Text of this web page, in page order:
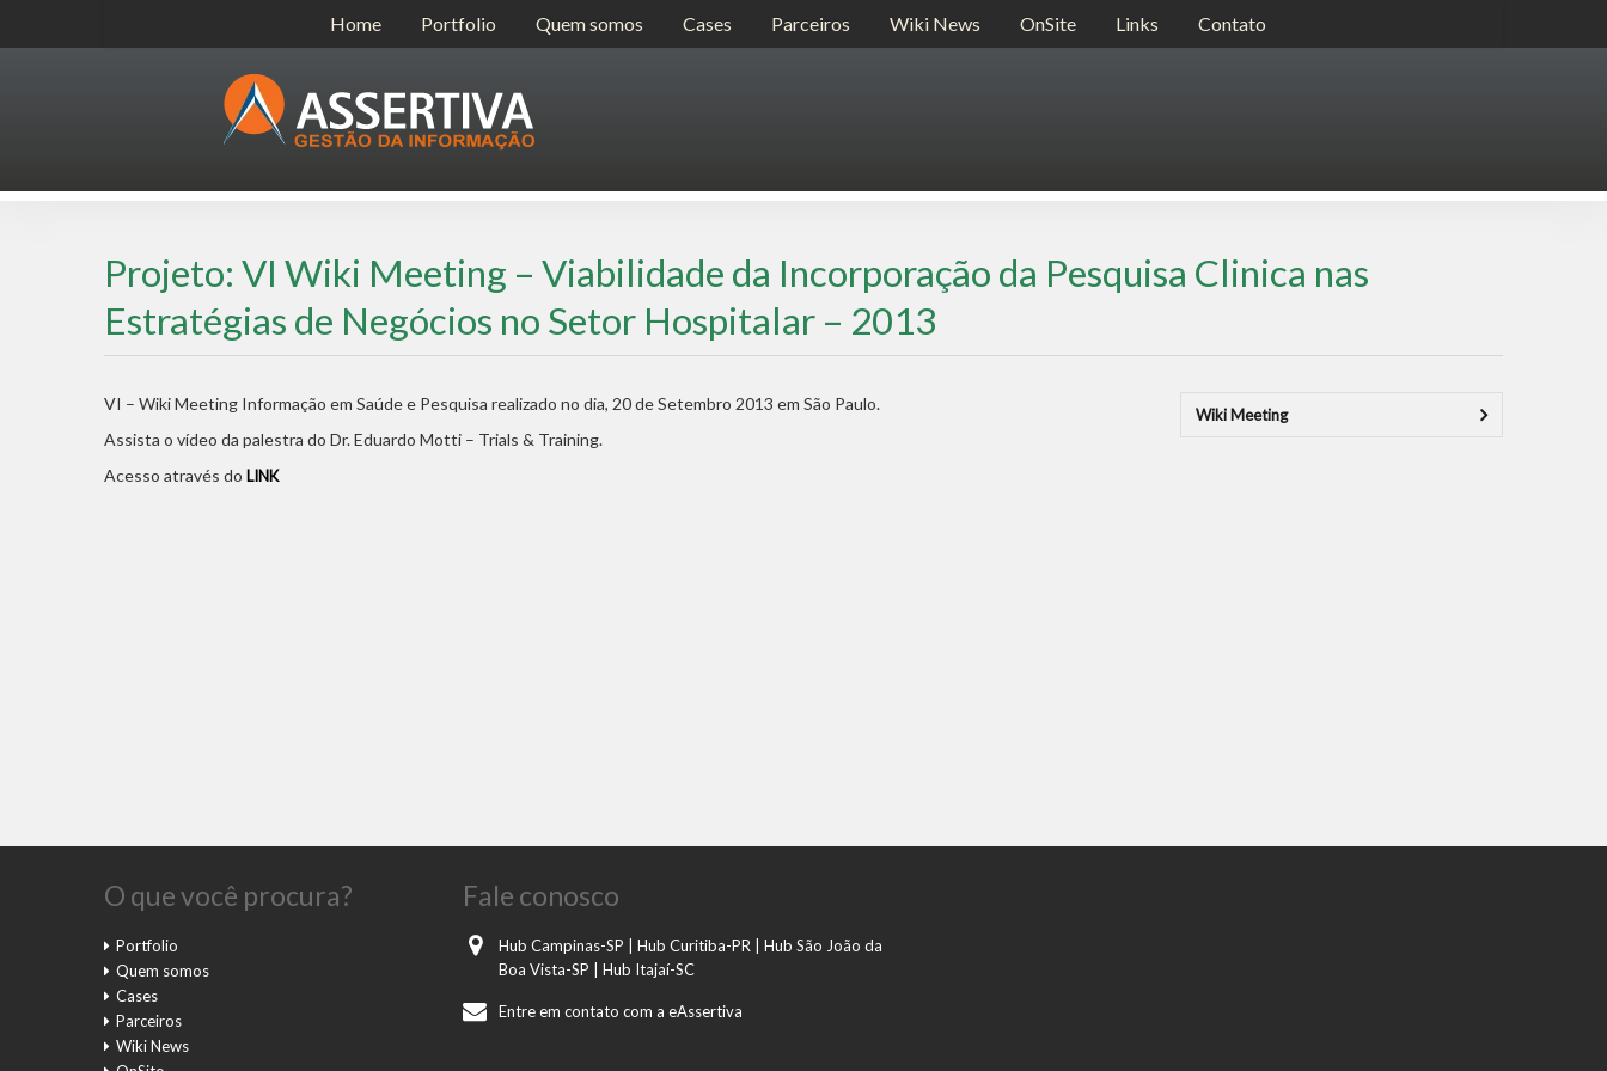
Home Portfolio Quem somos Cases Parceiros Wiki News OnSite Links Contato
Projeto: VI Wiki Meeting – Viabilidade da Incorporação da Pesquisa Clinica nas
Estratégias de Negócios no Setor Hospitalar – 2013
VI – Wiki Meeting Informação em Saúde e Pesquisa realizado no dia, 20 de Setembro 2013 em São Paulo.
Assista o vídeo da palestra do Dr. Eduardo Motti – Trials & Training.
Acesso através do LINK
Wiki Meeting
O que você procura?
Portfolio
Quem somos
Cases
Parceiros
Wiki News
Fale conosco
Hub Campinas-SP | Hub Curitiba-PR | Hub São João da
Boa Vista-SP | Hub Itajaí-SC
Entre em contato com a eAssertiva